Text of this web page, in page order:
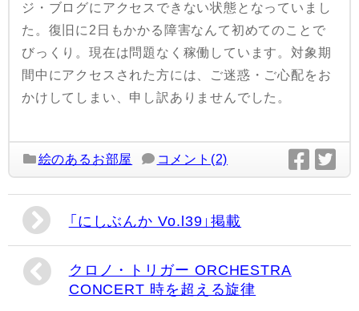
ジ・ブログにアクセスできない状態となっていまし
た。復旧に2日もかかる障害なんて初めてのことで
びっくり。現在は問題なく稼働しています。対象期
間中にアクセスされた方には、ご迷惑・ご心配をお
かけしてしまい、申し訳ありませんでした。
絵のあるお部屋 コメント(2)
「にしぶんか Vo.l39」掲載
クロノ・トリガー ORCHESTRA
CONCERT 時を超える旋律